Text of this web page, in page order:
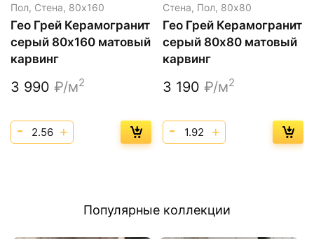
Пол, Стена, 80х160
Гео Грей Керамогранит
серый 80х160 матовый
карвинг
3 990 ₽/м2
Стена, Пол, 80х80
Гео Грей Керамогранит
серый 80х80 матовый
карвинг
3 190 ₽/м2
Популярные коллекции